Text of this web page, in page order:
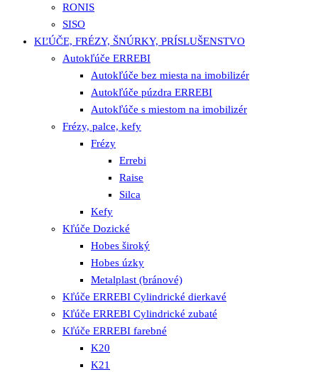
RONIS
SISO
KĽÚČE, FRÉZY, ŠNÚRKY, PRÍSLUŠENSTVO
Autokľúče ERREBI
Autokľúče bez miesta na imobilizér
Autokľúče púzdra ERREBI
Autokľúče s miestom na imobilizér
Frézy, palce, kefy
Frézy
Errebi
Raise
Silca
Kefy
Kľúče Dozické
Hobes široký
Hobes úzky
Metalplast (bránové)
Kľúče ERREBI Cylindrické dierkavé
Kľúče ERREBI Cylindrické zubaté
Kľúče ERREBI farebné
K20
K21